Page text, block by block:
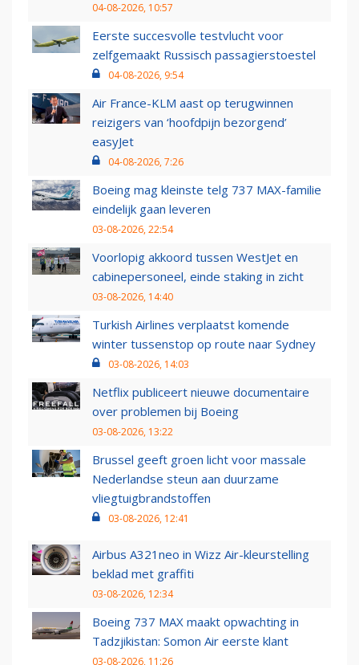
04-08-2026, 10:57
Eerste succesvolle testvlucht voor
zelfgemaakt Russisch passagierstoestel
04-08-2026, 9:54
Air France-KLM aast op terugwinnen
reizigers van ‘hoofdpijn bezorgend’
easyJet
04-08-2026, 7:26
Boeing mag kleinste telg 737 MAX-familie
eindelijk gaan leveren
03-08-2026, 22:54
Voorlopig akkoord tussen WestJet en
cabinepersoneel, einde staking in zicht
03-08-2026, 14:40
Turkish Airlines verplaatst komende
winter tussenstop op route naar Sydney
03-08-2026, 14:03
Netflix publiceert nieuwe documentaire
over problemen bij Boeing
03-08-2026, 13:22
Brussel geeft groen licht voor massale
Nederlandse steun aan duurzame
vliegtuigbrandstoffen
03-08-2026, 12:41
Airbus A321neo in Wizz Air-kleurstelling
beklad met graffiti
03-08-2026, 12:34
Boeing 737 MAX maakt opwachting in
Tadzjikistan: Somon Air eerste klant
03-08-2026, 11:26